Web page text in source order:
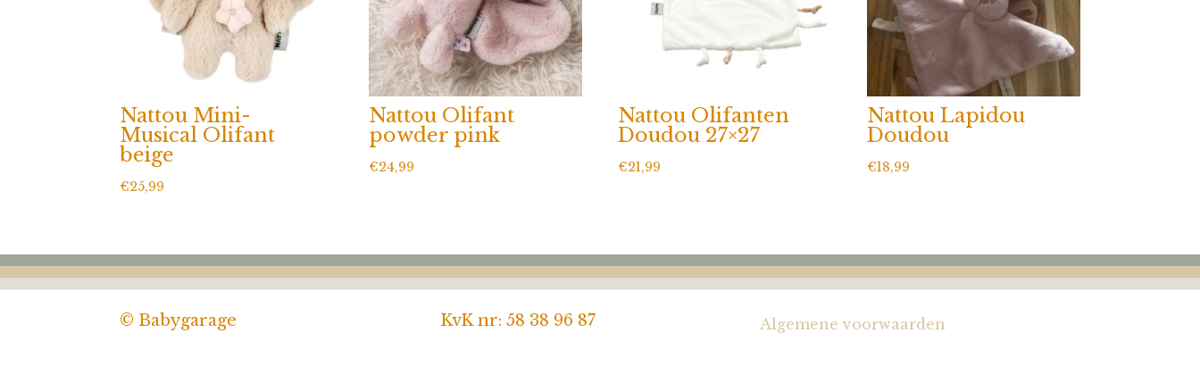
Nattou Mini-
Musical Olifant
beige
€25,99
Nattou Olifant
powder pink
€24,99
Nattou Olifanten
Doudou 27×27
€21,99
Nattou Lapidou
Doudou
€18,99
© Babygarage KvK nr: 58 38 96 87 Algemene voorwaarden